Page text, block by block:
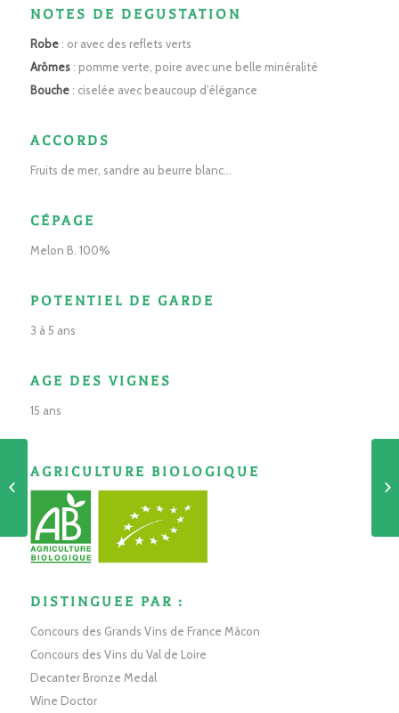
NOTES DE DEGUSTATION
Robe: or avec des reflets verts
Arômes: pomme verte, poire avec une belle minéralité
Bouche: ciselée avec beaucoup d’élégance
ACCORDS
Fruits de mer, sandre au beurre blanc…
CÉPAGE
Melon B. 100%
POTENTIEL DE GARDE
3 à 5 ans
AGE DES VIGNES
15 ans
AGRICULTURE BIOLOGIQUE
DISTINGUEE PAR :
Concours des Grands Vins de France Mâcon
Concours des Vins du Val de Loire
Decanter Bronze Medal
Wine Doctor
Pavillon du Haut Bourg
Grandlieu sur Lie [AB]